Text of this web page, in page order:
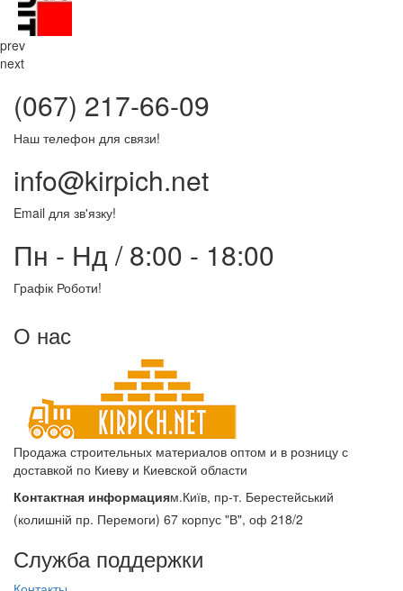
prev
next
(067) 217-66-09
Наш телефон для связи!
info@kirpich.net
Email для зв'язку!
Пн - Нд / 8:00 - 18:00
Графік Роботи!
О нас
Продажа строительных материалов оптом и в розницу с
доставкой по Киеву и Киевской области
Контактная информациям.Київ, пр-т. Берестейський
(колишній пр. Перемоги) 67 корпус "В", оф 218/2
Служба поддержки